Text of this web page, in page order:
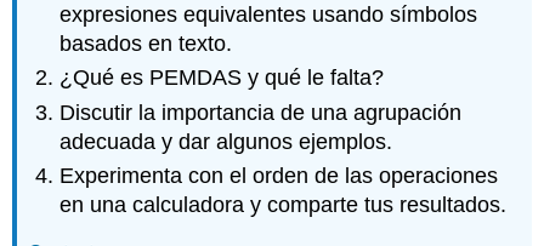
expresiones equivalentes usando símbolos
basados en texto.
¿Qué es PEMDAS y qué le falta?
Discutir la importancia de una agrupación
adecuada y dar algunos ejemplos.
Experimenta con el orden de las operaciones
en una calculadora y comparte tus resultados.